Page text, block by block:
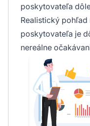
poskytovateľa
Realistický pohľad
poskytovateľa je
nereálne